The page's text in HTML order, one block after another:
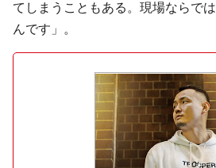
てしまうこともある。現場ならで
んです」。